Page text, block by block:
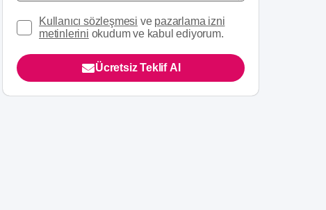
Kullanıcı sözleşmesi ve pazarlama izni
metinlerini okudum ve kabul ediyorum.
Ücretsiz Teklif Al